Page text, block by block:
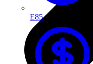
E85